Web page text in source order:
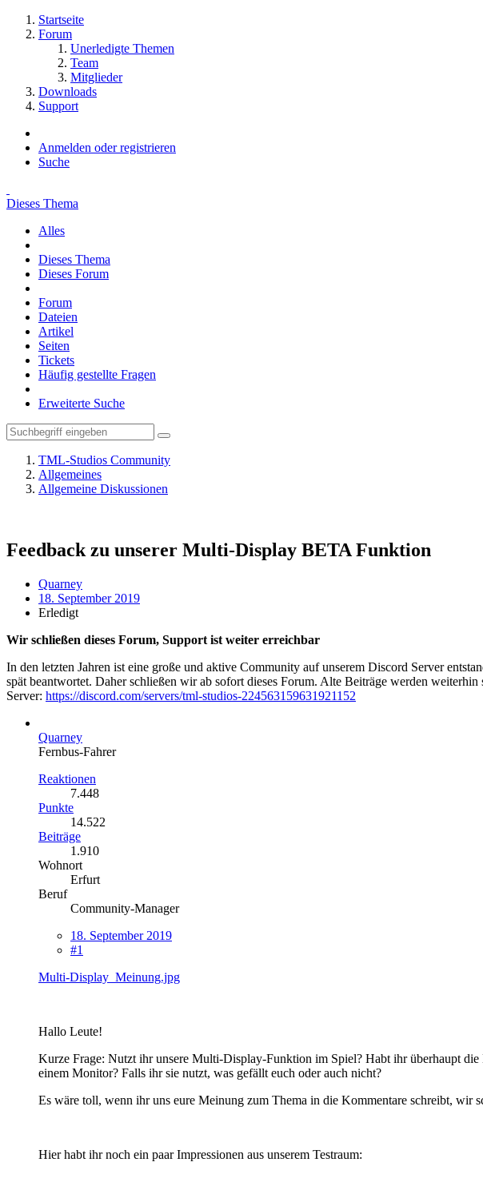
Startseite
Forum
Unerledigte Themen
Team
Mitglieder
Downloads
Support
Anmelden oder registrieren
Suche
Dieses Thema
Alles
Dieses Thema
Dieses Forum
Forum
Dateien
Artikel
Seiten
Tickets
Häufig gestellte Fragen
Erweiterte Suche
TML-Studios Community
Allgemeines
Allgemeine Diskussionen
Feedback zu unserer Multi-Display BETA Funktion
Quarney
18. September 2019
Erledigt
Wir schließen dieses Forum, Support ist weiter erreichbar
In den letzten Jahren ist eine große und aktive Community auf unserem Discord Server
spät beantwortet. Daher schließen wir ab sofort dieses Forum. Alte Beiträge werden
Server: https://discord.com/servers/tml-studios-224563159631921152
Quarney
Fernbus-Fahrer
Reaktionen
7.448
Punkte
14.522
Beiträge
1.910
Wohnort
Erfurt
Beruf
Community-Manager
18. September 2019
#1
Multi-Display_Meinung.jpg
Hallo Leute!
Kurze Frage: Nutzt ihr unsere Multi-Display-Funktion im Spiel? Habt ihr überhaupt
einem Monitor? Falls ihr sie nutzt, was gefällt euch oder auch nicht?
Es wäre toll, wenn ihr uns eure Meinung zum Thema in die Kommentare schreibt, wir
Hier habt ihr noch ein paar Impressionen aus unserem Testraum: